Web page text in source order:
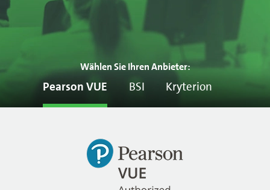
Wählen Sie Ihren Anbieter:
Pearson VUE BSI Kryterion